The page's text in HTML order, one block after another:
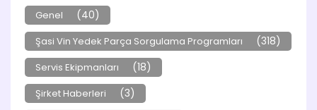
Genel (40)
Şasi Vin Yedek Parça Sorgulama Programları (318)
Servis Ekipmanları (18)
Şirket Haberleri (3)